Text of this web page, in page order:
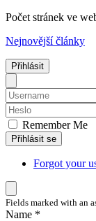
Počet stránek ve
Nejnovější články
Přihlásit
Remember Me
Přihlásit se
Forgot your
Fields marked with an
Name *